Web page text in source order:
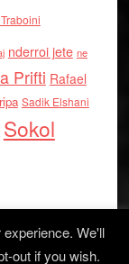
nderroi jete ne
Prifti Rafael
Sadik Elshani
Sokol
We'll
out if you wish.